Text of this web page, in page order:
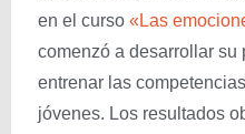
en el curso «Las
comenzó a desarrollar su
entrenar las
jóvenes. Los resultados